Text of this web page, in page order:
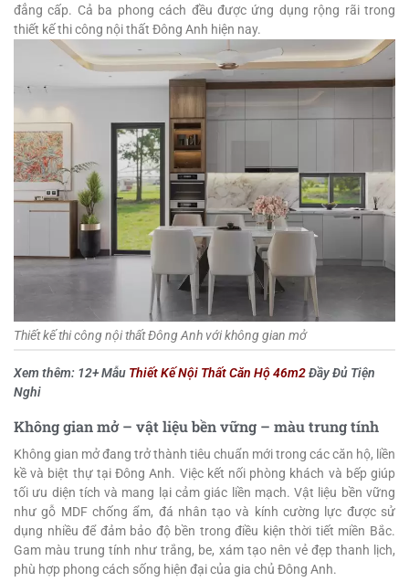
đẳng cấp. Cả ba phong cách đều được ứng dụng rộng rãi trong
thiết kế thi công nội thất Đông Anh hiện nay.
Thiết kế thi công nội thất Đông Anh với không gian mở
Xem thêm: 12+ Mẫu Thiết Kế Nội Thất Căn Hộ 46m2Đầy Đủ Tiện
Nghi
Không gian mở – vật liệu bền vững – màu trung tính
Không gian mở đang trở thành tiêu chuẩn mới trong các căn hộ, liền
kề và biệt thự tại Đông Anh. Việc kết nối phòng khách và bếp giúp
tối ưu diện tích và mang lại cảm giác liền mạch. Vật liệu bền vững
như gỗ MDF chống ẩm, đá nhân tạo và kính cường lực được sử
dụng nhiều để đảm bảo độ bền trong điều kiện thời tiết miền Bắc.
Gam màu trung tính như trắng, be, xám tạo nên vẻ đẹp thanh lịch,
phù hợp phong cách sống hiện đại của gia chủ Đông Anh.